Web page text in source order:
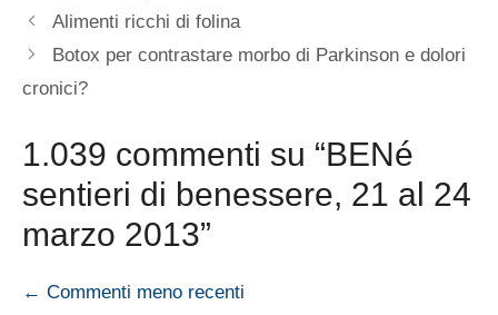
Alimenti ricchi di folina
Botox per contrastare morbo di Parkinson e dolori
cronici?
1.039 commenti su “BENé
sentieri di benessere, 21 al 24
marzo 2013”
Navigazione
← Commenti meno recenti